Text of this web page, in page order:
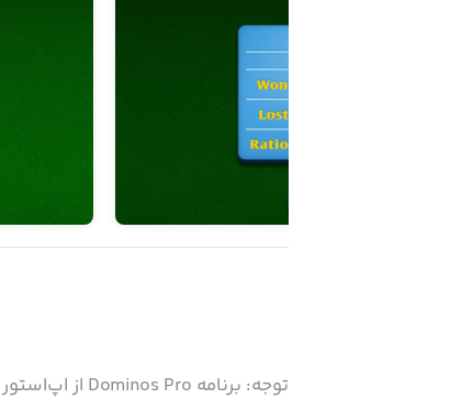
توجه: برنامه Dominos Pro از اپ‌استور اپل حذف شده است، اما همچنان می‌توانید آن را از سیب‌اپ دانلود کنید!